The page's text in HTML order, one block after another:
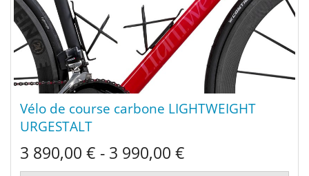
Vélo de course carbone LIGHTWEIGHT
URGESTALT
3 890,00 € - 3 990,00 €